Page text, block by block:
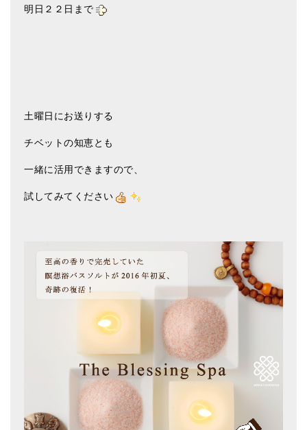
明日２２日まで
土曜日にお送りする
チベットの知恵とも
一緒に活用できますので、
試してみてください